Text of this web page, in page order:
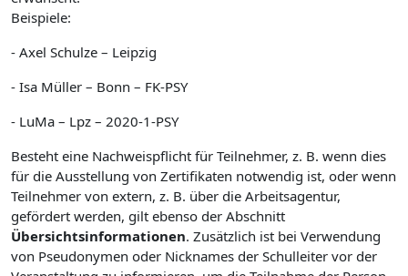
Beispiele:
- Axel Schulze – Leipzig
- Isa Müller – Bonn – FK-PSY
- LuMa – Lpz – 2020-1-PSY
Besteht eine Nachweispflicht für Teilnehmer, z. B. wenn dies
für die Ausstellung von Zertifikaten notwendig ist, oder wenn
Teilnehmer von extern, z. B. über die Arbeitsagentur,
gefördert werden, gilt ebenso der Abschnitt
Übersichtsinformationen. Zusätzlich ist bei Verwendung
von Pseudonymen oder Nicknames der Schulleiter vor der